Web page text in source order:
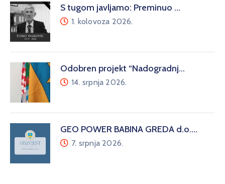
S tugom javljamo: Preminuo …
1. kolovoza 2026.
Odobren projekt “Nadogradnj…
14. srpnja 2026.
GEO POWER BABINA GREDA d.o.…
7. srpnja 2026.